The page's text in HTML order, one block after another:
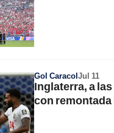
Gol CaracolJul 11
Inglaterra, a
con